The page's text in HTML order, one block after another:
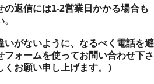
返信には1-2営業日かかる場合も
いがないように、なるべく電話を避
フォームを使ってお問い合わせ下さ
お願い申し上げます。）